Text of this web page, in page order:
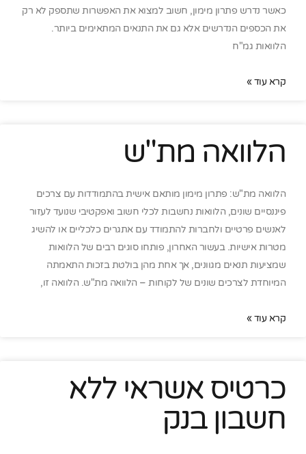
כאשר נדרש פתרון מימון, חשוב למצוא את האפשרות שתספק לא רק
את הכספים הנדרשים אלא גם את התנאים המתאימים ביותר.
הלוואות גמ"ח
קרא עוד »
הלוואה מת"ש
הלוואה מת"ש: פתרון מימון מותאם אישית בהתמודדות עם צרכים
פיננסיים שונים, הלוואות נחשבות לכלי חשוב ואפקטיבי שנועד לעזור
לאנשים פרטיים ולחברות להתמודד עם אתגרים כלכליים או להשיג
מטרות אישיות. בעשור האחרון, פותחו סוגים רבים של הלוואות
שמציעות תנאים מגוונים, אך אחת מהן בולטת בזכות התאמתה
המיוחדת לצרכים שונים של לקוחות – הלוואה מת"ש. הלוואה זו,
קרא עוד »
כרטיס אשראי ללא
חשבון בנק